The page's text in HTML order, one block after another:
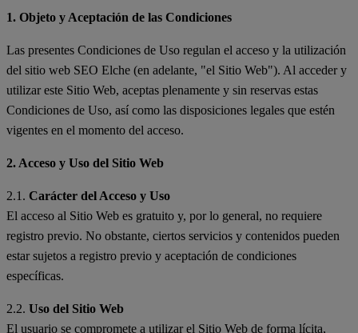
1. Objeto y Aceptación de las Condiciones
Las presentes Condiciones de Uso regulan el acceso y la utilización
del sitio web SEO Elche (en adelante, "el Sitio Web"). Al acceder y
utilizar este Sitio Web, aceptas plenamente y sin reservas estas
Condiciones de Uso, así como las disposiciones legales que estén
vigentes en el momento del acceso.
2. Acceso y Uso del Sitio Web
2.1. Carácter del Acceso y Uso
El acceso al Sitio Web es gratuito y, por lo general, no requiere
registro previo. No obstante, ciertos servicios y contenidos pueden
estar sujetos a registro previo y aceptación de condiciones
específicas.
2.2. Uso del Sitio Web
El usuario se compromete a utilizar el Sitio Web de forma lícita,